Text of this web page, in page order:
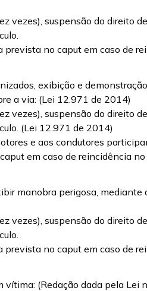
vezes), suspensão do direito
no caput em caso de
exibição e
a via: (Lei 12.971 de 2014)
vezes), suspensão do direito
(Lei 12.971 de 2014)
e aos condutores
em caso de reincidência
manobra perigosa,
vezes), suspensão do direito
no caput em caso de
(Redação dada pela Lei